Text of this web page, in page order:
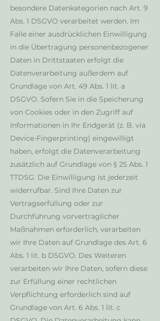
besondere Datenkategorien nach Art. 9
Abs. 1 DSGVO verarbeitet werden. Im
Falle einer ausdrücklichen Einwilligung
in die Übertragung personenbezogener
Daten in Drittstaaten erfolgt die
Datenverarbeitung außerdem auf
Grundlage von Art. 49 Abs. 1 lit. a
DSGVO. Sofern Sie in die Speicherung
von Cookies oder in den Zugriff auf
Informationen in Ihr Endgerät (z. B. via
Device-Fingerprinting) eingewilligt
haben, erfolgt die Datenverarbeitung
zusätzlich auf Grundlage von § 25 Abs. 1
TTDSG. Die Einwilligung ist jederzeit
widerrufbar. Sind Ihre Daten zur
Vertragserfüllung oder zur
Durchführung vorvertraglicher
Maßnahmen erforderlich, verarbeiten
wir Ihre Daten auf Grundlage des Art. 6
Abs. 1 lit. b DSGVO. Des Weiteren
verarbeiten wir Ihre Daten, sofern diese
zur Erfüllung einer rechtlichen
Verpflichtung erforderlich sind auf
Grundlage von Art. 6 Abs. 1 lit. c